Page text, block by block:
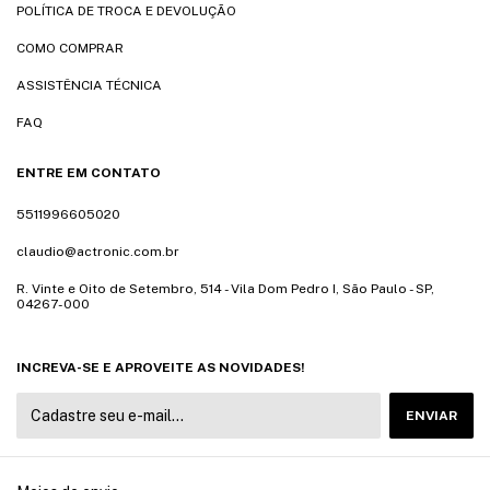
POLÍTICA DE TROCA E DEVOLUÇÃO
COMO COMPRAR
ASSISTÊNCIA TÉCNICA
FAQ
ENTRE EM CONTATO
5511996605020
claudio@actronic.com.br
R. Vinte e Oito de Setembro, 514 - Vila Dom Pedro I, São Paulo - SP,
04267-000
INCREVA-SE E APROVEITE AS NOVIDADES!